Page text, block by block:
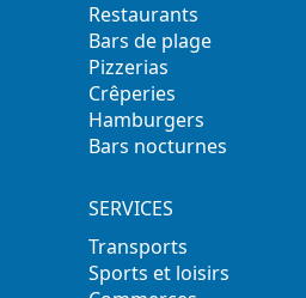
Restaurants
Bars de plage
Pizzerias
Crêperies
Hamburgers
Bars nocturnes
SERVICES
Transports
Sports et loisirs